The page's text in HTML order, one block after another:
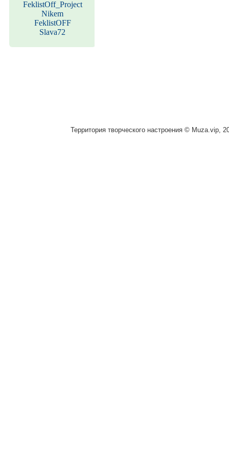
FeklistOff_Project
Nikem
FeklistOFF
Slava72
Территория творческого настроения © Muza.vip,